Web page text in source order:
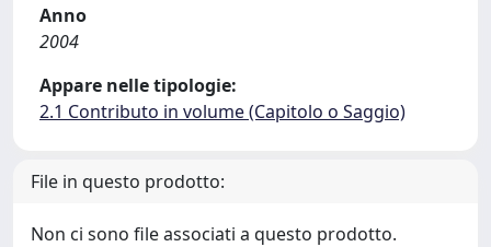
Anno
2004
Appare nelle tipologie:
2.1 Contributo in volume (Capitolo o Saggio)
File in questo prodotto:
Non ci sono file associati a questo prodotto.